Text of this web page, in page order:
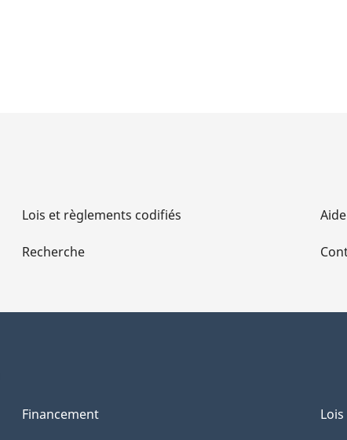
Lois et règlements codifiés
Recherche
Aide
Financement Lois